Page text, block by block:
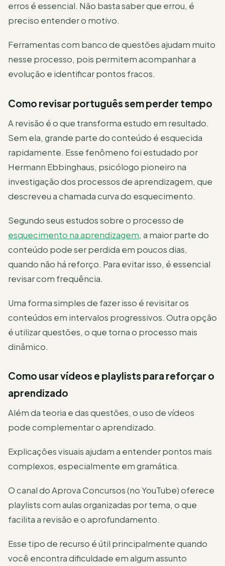
erros é essencial. Não basta saber que errou, é
preciso entender o motivo.
Ferramentas com banco de questões ajudam muito
nesse processo, pois permitem acompanhar a
evolução e identificar pontos fracos.
Como revisar português sem perder tempo
A revisão é o que transforma estudo em resultado.
Sem ela, grande parte do conteúdo é esquecida
rapidamente. Esse fenômeno foi estudado por
Hermann Ebbinghaus, psicólogo pioneiro na
investigação dos processos de aprendizagem, que
descreveu a chamada curva do esquecimento.
Segundo seus estudos sobre o processo de
esquecimento na aprendizagem, a maior parte do
conteúdo pode ser perdida em poucos dias,
quando não há reforço. Para evitar isso, é essencial
revisar com frequência.
Uma forma simples de fazer isso é revisitar os
conteúdos em intervalos progressivos. Outra opção
é utilizar questões, o que torna o processo mais
dinâmico.
Como usar vídeos e playlists para reforçar o
aprendizado
Além da teoria e das questões, o uso de vídeos
pode complementar o aprendizado.
Explicações visuais ajudam a entender pontos mais
complexos, especialmente em gramática.
O canal do Aprova Concursos (no YouTube) oferece
playlists com aulas organizadas por tema, o que
facilita a revisão e o aprofundamento.
Esse tipo de recurso é útil principalmente quando
você encontra dificuldade em algum assunto